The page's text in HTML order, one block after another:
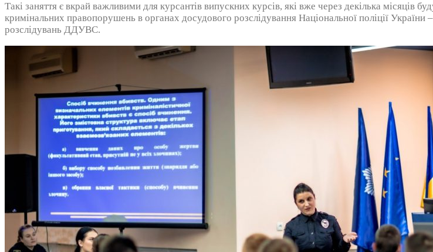
Такі заняття є вкрай важливими для курсантів випускних курсів, які вже через декілька місяців
кримінальних правопорушень в органах досудового розслідування Національної поліції України
розслідувань ДДУВС.